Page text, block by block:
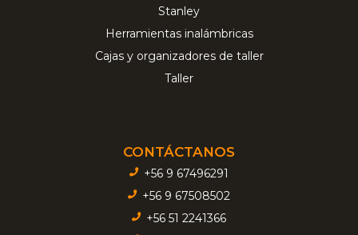
Stanley
Herramientas inalámbricas
Cajas y organizadores de taller
Taller
CONTÁCTANOS
+56 9 67496291
+56 9 67508502
+56 51 2241366